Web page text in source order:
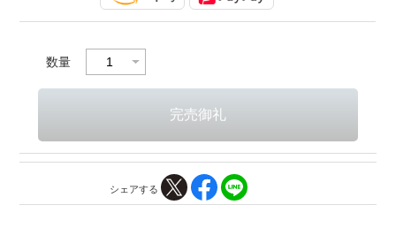
数量
シェアする